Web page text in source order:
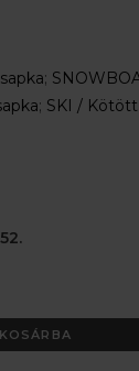
;
; SKI / Kötött
KOSÁRBA